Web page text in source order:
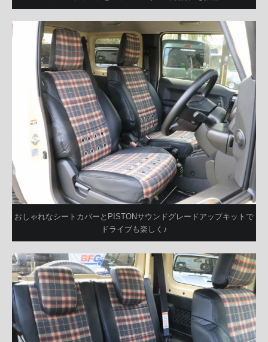
おしゃれなシートカバーとPISTONサウンドグレードアップキットで
ドライブも楽しく♪